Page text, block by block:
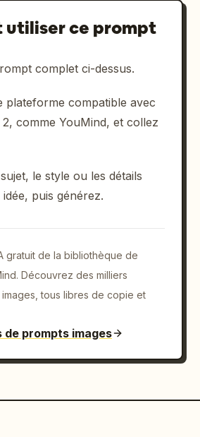
utiliser ce prompt
complet ci-dessus.
plateforme compatible avec
2, comme YouMind, et collez
le style ou les détails
puis générez.
gratuit de la bibliothèque de
Découvrez des milliers
tous libres de copie et
de prompts images